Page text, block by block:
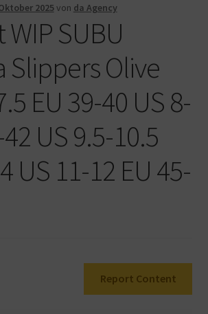
2025von da Agency
SUBU
Slippers Olive
EU 39-40 US 8-
US 9.5-10.5
US 11-12 EU 45-
Report Content